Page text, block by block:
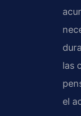
las
el